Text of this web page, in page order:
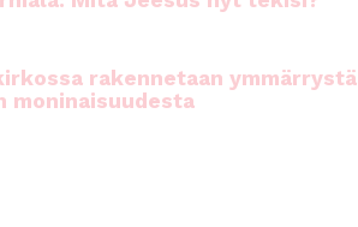
rakennetaan ymmärrystä
moninaisuudesta